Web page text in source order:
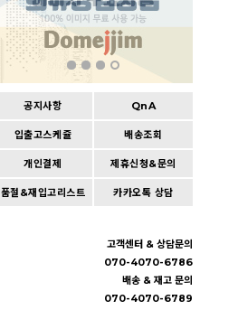
공지사항 QnA
입출고스케쥴 배송조회
개인결제 제휴신청&문의
품절&재입고리스트 카카오톡 상담
고객센터 & 상담문의
070-4070-6786
배송 & 재고 문의
070-4070-6789
BUY IT NOW
Cart | Wishlist